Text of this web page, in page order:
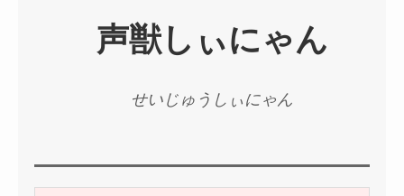
声獣しぃにゃん
せいじゅうしぃにゃん